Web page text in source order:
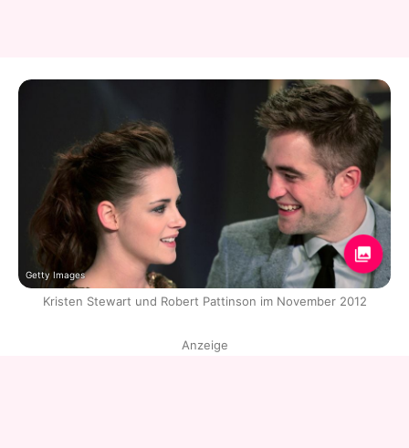
Getty Images
Kristen Stewart und Robert Pattinson im November 2012
Anzeige